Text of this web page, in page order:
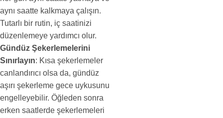
aynı saatte kalkmaya çalışın.
Tutarlı bir rutin, iç saatinizi
düzenlemeye yardımcı olur.
Gündüz Şekerlemelerini
Sınırlayın: Kısa şekerlemeler
canlandırıcı olsa da, gündüz
aşırı şekerleme gece uykusunu
engelleyebilir. Öğleden sonra
erken saatlerde şekerlemeleri